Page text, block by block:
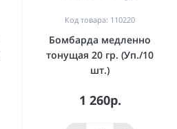
Код товара: 110220
Бомбарда медленно
тонущая 20 гр. (Уп./10
шт.)
1 260р.